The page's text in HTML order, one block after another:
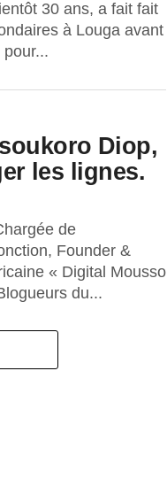
30 ans, a fait fait
à Louga avant
Diop,
les lignes.
de
Founder &
« Digital Mousso
du...